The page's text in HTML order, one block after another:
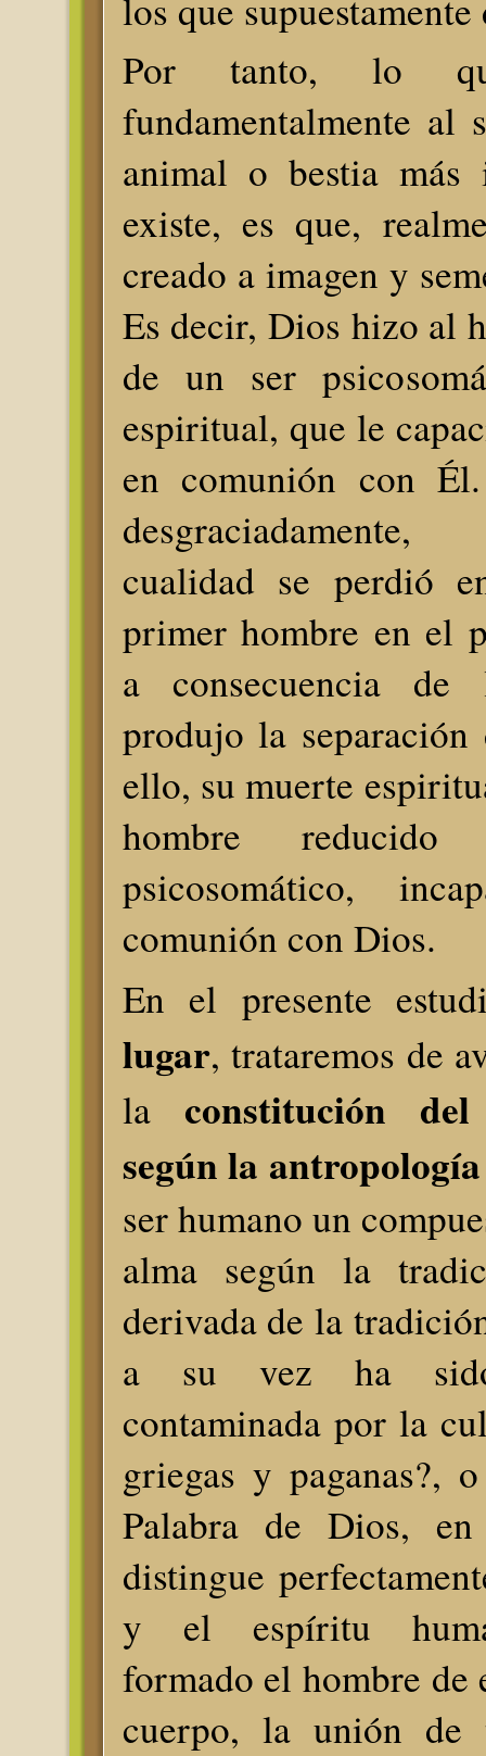
los que supuestamente
Por tanto, lo
fundamentalmente al
animal o bestia más
existe, es que,
creado a imagen y
Es decir, Dios hizo al
de un ser
espiritual, que le
en comunión con
cualidad se perdió
primer hombre en el
a consecuencia
produjo la
ello, su muerte
hombre
psicosomático,
comunión con Dios.
En el presente
lugar, trataremos de
la constitución
según la
ser humano un
alma según la
derivada de la
a su vez ha
contaminada por la
griegas y paganas?,
Palabra de Dios,
distingue
y el espíritu
formado el hombre
cuerpo, la unión de